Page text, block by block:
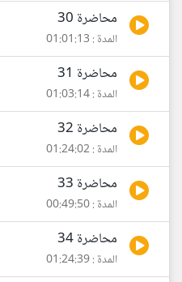
محاضرة 30
المدة : 01:01:13
محاضرة 31
المدة : 01:03:14
محاضرة 32
المدة : 01:24:02
محاضرة 33
المدة : 00:49:50
محاضرة 34
المدة : 01:24:39